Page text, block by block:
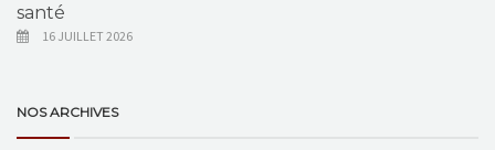
santé
16 JUILLET 2026
NOS ARCHIVES